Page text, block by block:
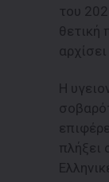
του
θετική
Η
πλήξει